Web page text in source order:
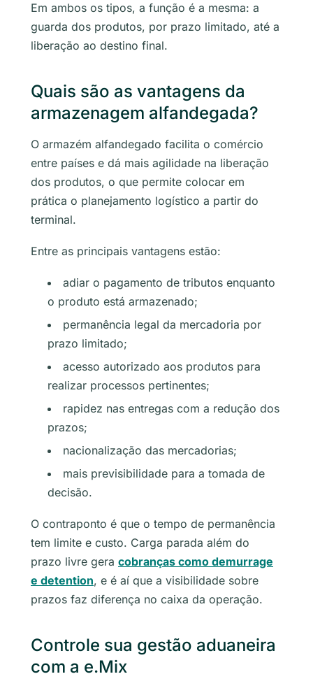
Em ambos os tipos, a função é a mesma: a
guarda dos produtos, por prazo limitado, até a
liberação ao destino final.
Quais são as vantagens da
armazenagem alfandegada?
O armazém alfandegado facilita o comércio
entre países e dá mais agilidade na liberação
dos produtos, o que permite colocar em
prática o planejamento logístico a partir do
terminal.
Entre as principais vantagens estão:
adiar o pagamento de tributos enquanto
o produto está armazenado;
permanência legal da mercadoria por
prazo limitado;
acesso autorizado aos produtos para
realizar processos pertinentes;
rapidez nas entregas com a redução dos
prazos;
nacionalização das mercadorias;
mais previsibilidade para a tomada de
decisão.
O contraponto é que o tempo de permanência
tem limite e custo. Carga parada além do
prazo livre gera cobranças como demurrage
e detention, e é aí que a visibilidade sobre
prazos faz diferença no caixa da operação.
Controle sua gestão aduaneira
com a e.Mix